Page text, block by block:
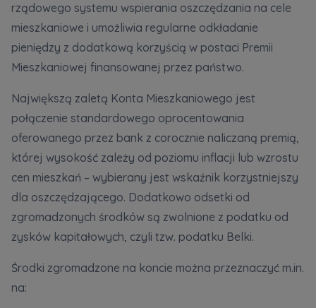
rządowego systemu wspierania oszczędzania na cele
mieszkaniowe i umożliwia regularne odkładanie
pieniędzy z dodatkową korzyścią w postaci Premii
Mieszkaniowej finansowanej przez państwo.
Największą zaletą Konta Mieszkaniowego jest
połączenie standardowego oprocentowania
oferowanego przez bank z corocznie naliczaną premią,
której wysokość zależy od poziomu inflacji lub wzrostu
cen mieszkań – wybierany jest wskaźnik korzystniejszy
dla oszczędzającego. Dodatkowo odsetki od
zgromadzonych środków są zwolnione z podatku od
zysków kapitałowych, czyli tzw. podatku Belki.
Środki zgromadzone na koncie można przeznaczyć m.in.
na: